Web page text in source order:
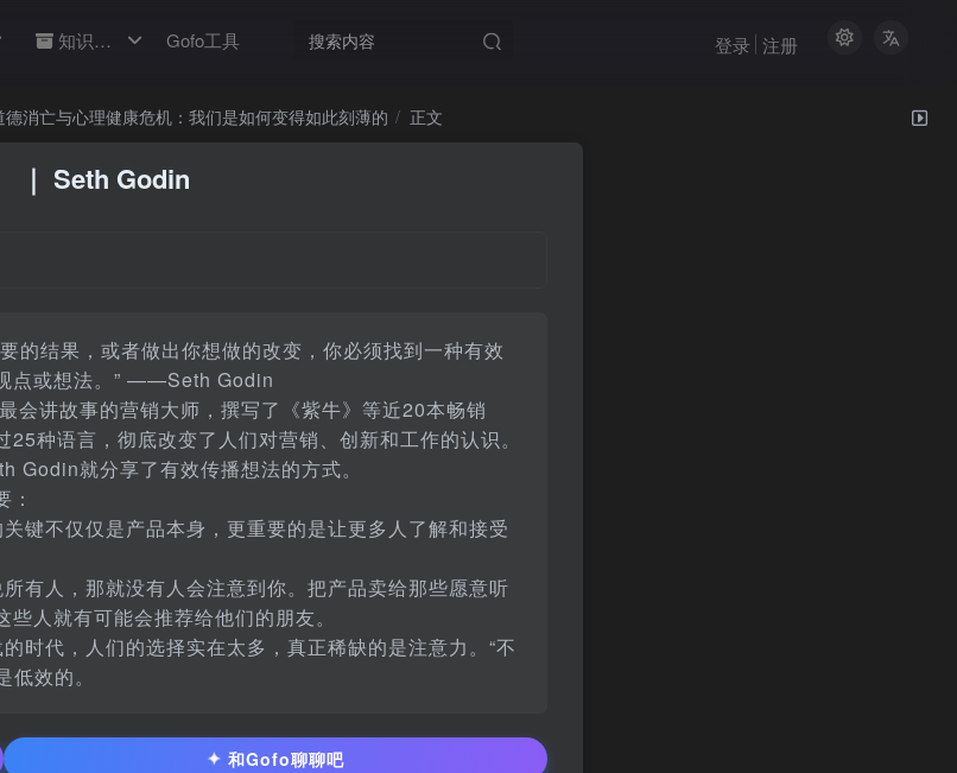
知识库 Gofo工具 登录 注册
德消亡与心理健康危机：我们是如何变得如此刻薄的 正文
｜ Seth Godin
的结果，或者做出你想做的改变，你必须找到一种有效
点或想法。” ——Seth Godin
会讲故事的营销大师，撰写了《紫牛》等近20本畅销
25种语言，彻底改变了人们对营销、创新和工作的认识。
Godin就分享了有效传播想法的方式。
键不仅仅是产品本身，更重要的是让更多人了解和接受
有人，那就没有人会注意到你。把产品卖给那些愿意听
人就有可能会推荐给他们的朋友。
时代，人们的选择实在太多，真正稀缺的是注意力。“不
低效的。
✦和Gofo聊聊吧